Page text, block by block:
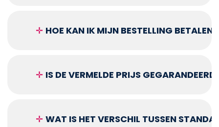
✛ HOE KAN IK MIJN BESTELLING BETALEN?
✛ IS DE VERMELDE PRIJS
✛ WAT IS HET VERSCHIL TUSSEN